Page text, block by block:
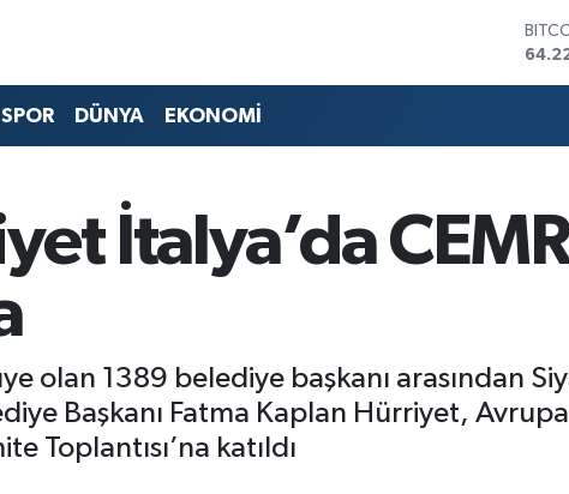
SPOR DÜNYA EKONOMİ
İtalya’da
olan 1389 belediye başkanı arasından
Başkanı Fatma Kaplan Hürriyet,
Toplantısı’na katıldı